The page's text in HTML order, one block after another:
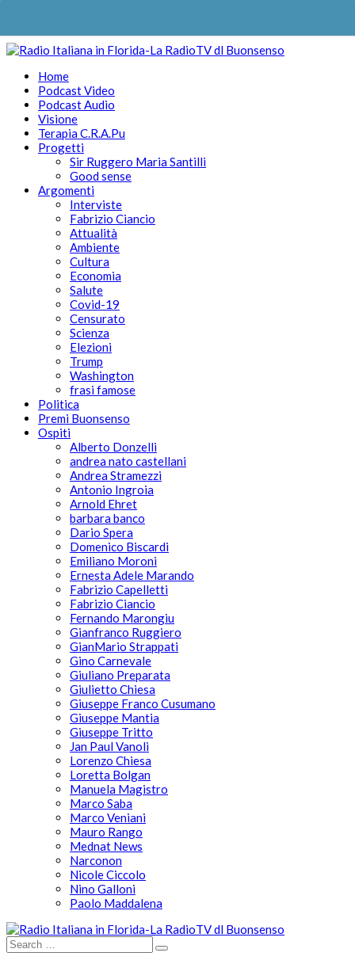
Home
Podcast Video
Podcast Audio
Visione
Terapia C.R.A.Pu
Progetti
Sir Ruggero Maria Santilli
Good sense
Argomenti
Interviste
Fabrizio Ciancio
Attualità
Ambiente
Cultura
Economia
Salute
Covid-19
Censurato
Scienza
Elezioni
Trump
Washington
frasi famose
Politica
Premi Buonsenso
Ospiti
Alberto Donzelli
andrea nato castellani
Andrea Stramezzi
Antonio Ingroia
Arnold Ehret
barbara banco
Dario Spera
Domenico Biscardi
Emiliano Moroni
Ernesta Adele Marando
Fabrizio Capelletti
Fabrizio Ciancio
Fernando Marongiu
Gianfranco Ruggiero
GianMario Strappati
Gino Carnevale
Giuliano Preparata
Giulietto Chiesa
Giuseppe Franco Cusumano
Giuseppe Mantia
Giuseppe Tritto
Jan Paul Vanoli
Lorenzo Chiesa
Loretta Bolgan
Manuela Magistro
Marco Saba
Marco Veniani
Mauro Rango
Mednat News
Narconon
Nicole Ciccolo
Nino Galloni
Paolo Maddalena